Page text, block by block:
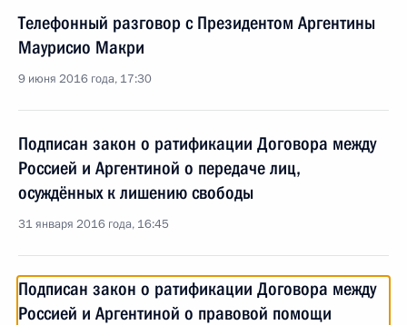
Телефонный разговор с Президентом Аргентины
Маурисио Макри
9 июня 2016 года, 17:30
Подписан закон о ратификации Договора между
Россией и Аргентиной о передаче лиц,
осуждённых к лишению свободы
31 января 2016 года, 16:45
Подписан закон о ратификации Договора между
Россией и Аргентиной о правовой помощи